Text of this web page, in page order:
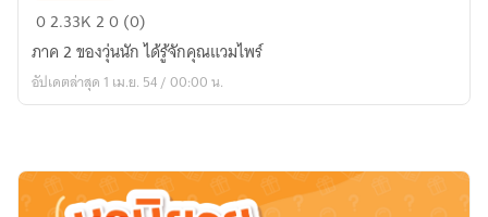
วุ่น
ฉัน
หลง
แวมไพร์
เล่ม
02.33K20 (0)
ภาค 2 ของวุ่นนัก ได้รู้จักคุณแวมไพร์
อัปเดตล่าสุด 1 เม.ย. 54 / 00:00 น.